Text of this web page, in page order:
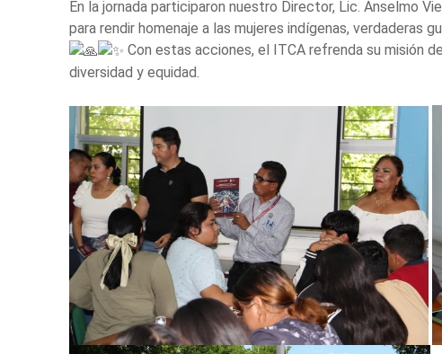
En la jornada participaron nuestro Director, Lic. Anselmo
para rendir homenaje a las mujeres indígenas, verdaderas
Con estas acciones, el ITCA refrenda su misión
diversidad y equidad.